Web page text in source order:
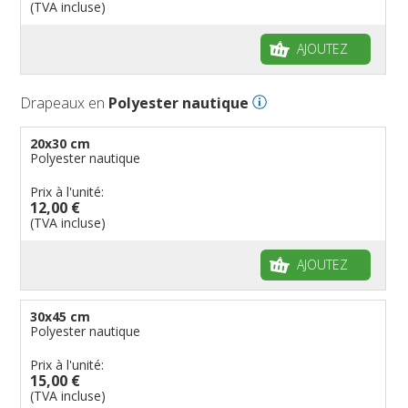
(TVA incluse)
AJOUTEZ
Drapeaux en Polyester nautique
20x30 cm
Polyester nautique
Prix à l'unité:
12,00 €
(TVA incluse)
AJOUTEZ
30x45 cm
Polyester nautique
Prix à l'unité:
15,00 €
(TVA incluse)